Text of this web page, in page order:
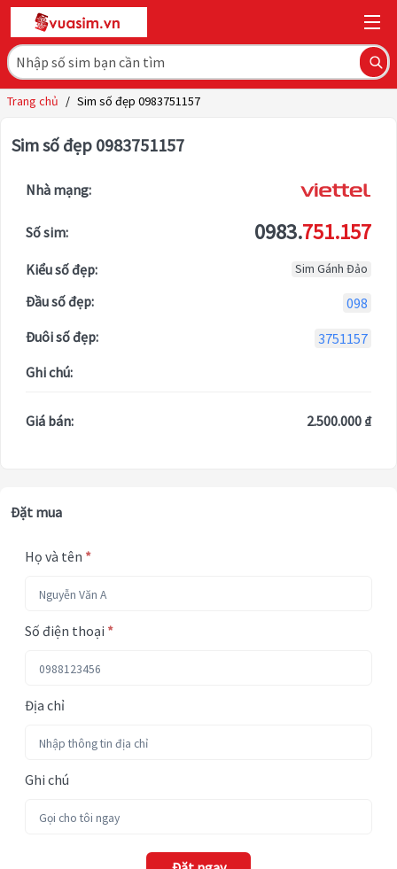
Trang chủ / Sim số đẹp 0983751157
Sim số đẹp 0983751157
Nhà mạng:
Số sim: 0983.751.157
Kiểu số đẹp: Sim Gánh Đảo
Đầu số đẹp:
098
Đuôi số đẹp:
3751157
Ghi chú:
Giá bán: 2.500.000 ₫
Đặt mua
Họ và tên *
Số điện thoại *
Địa chỉ
Ghi chú